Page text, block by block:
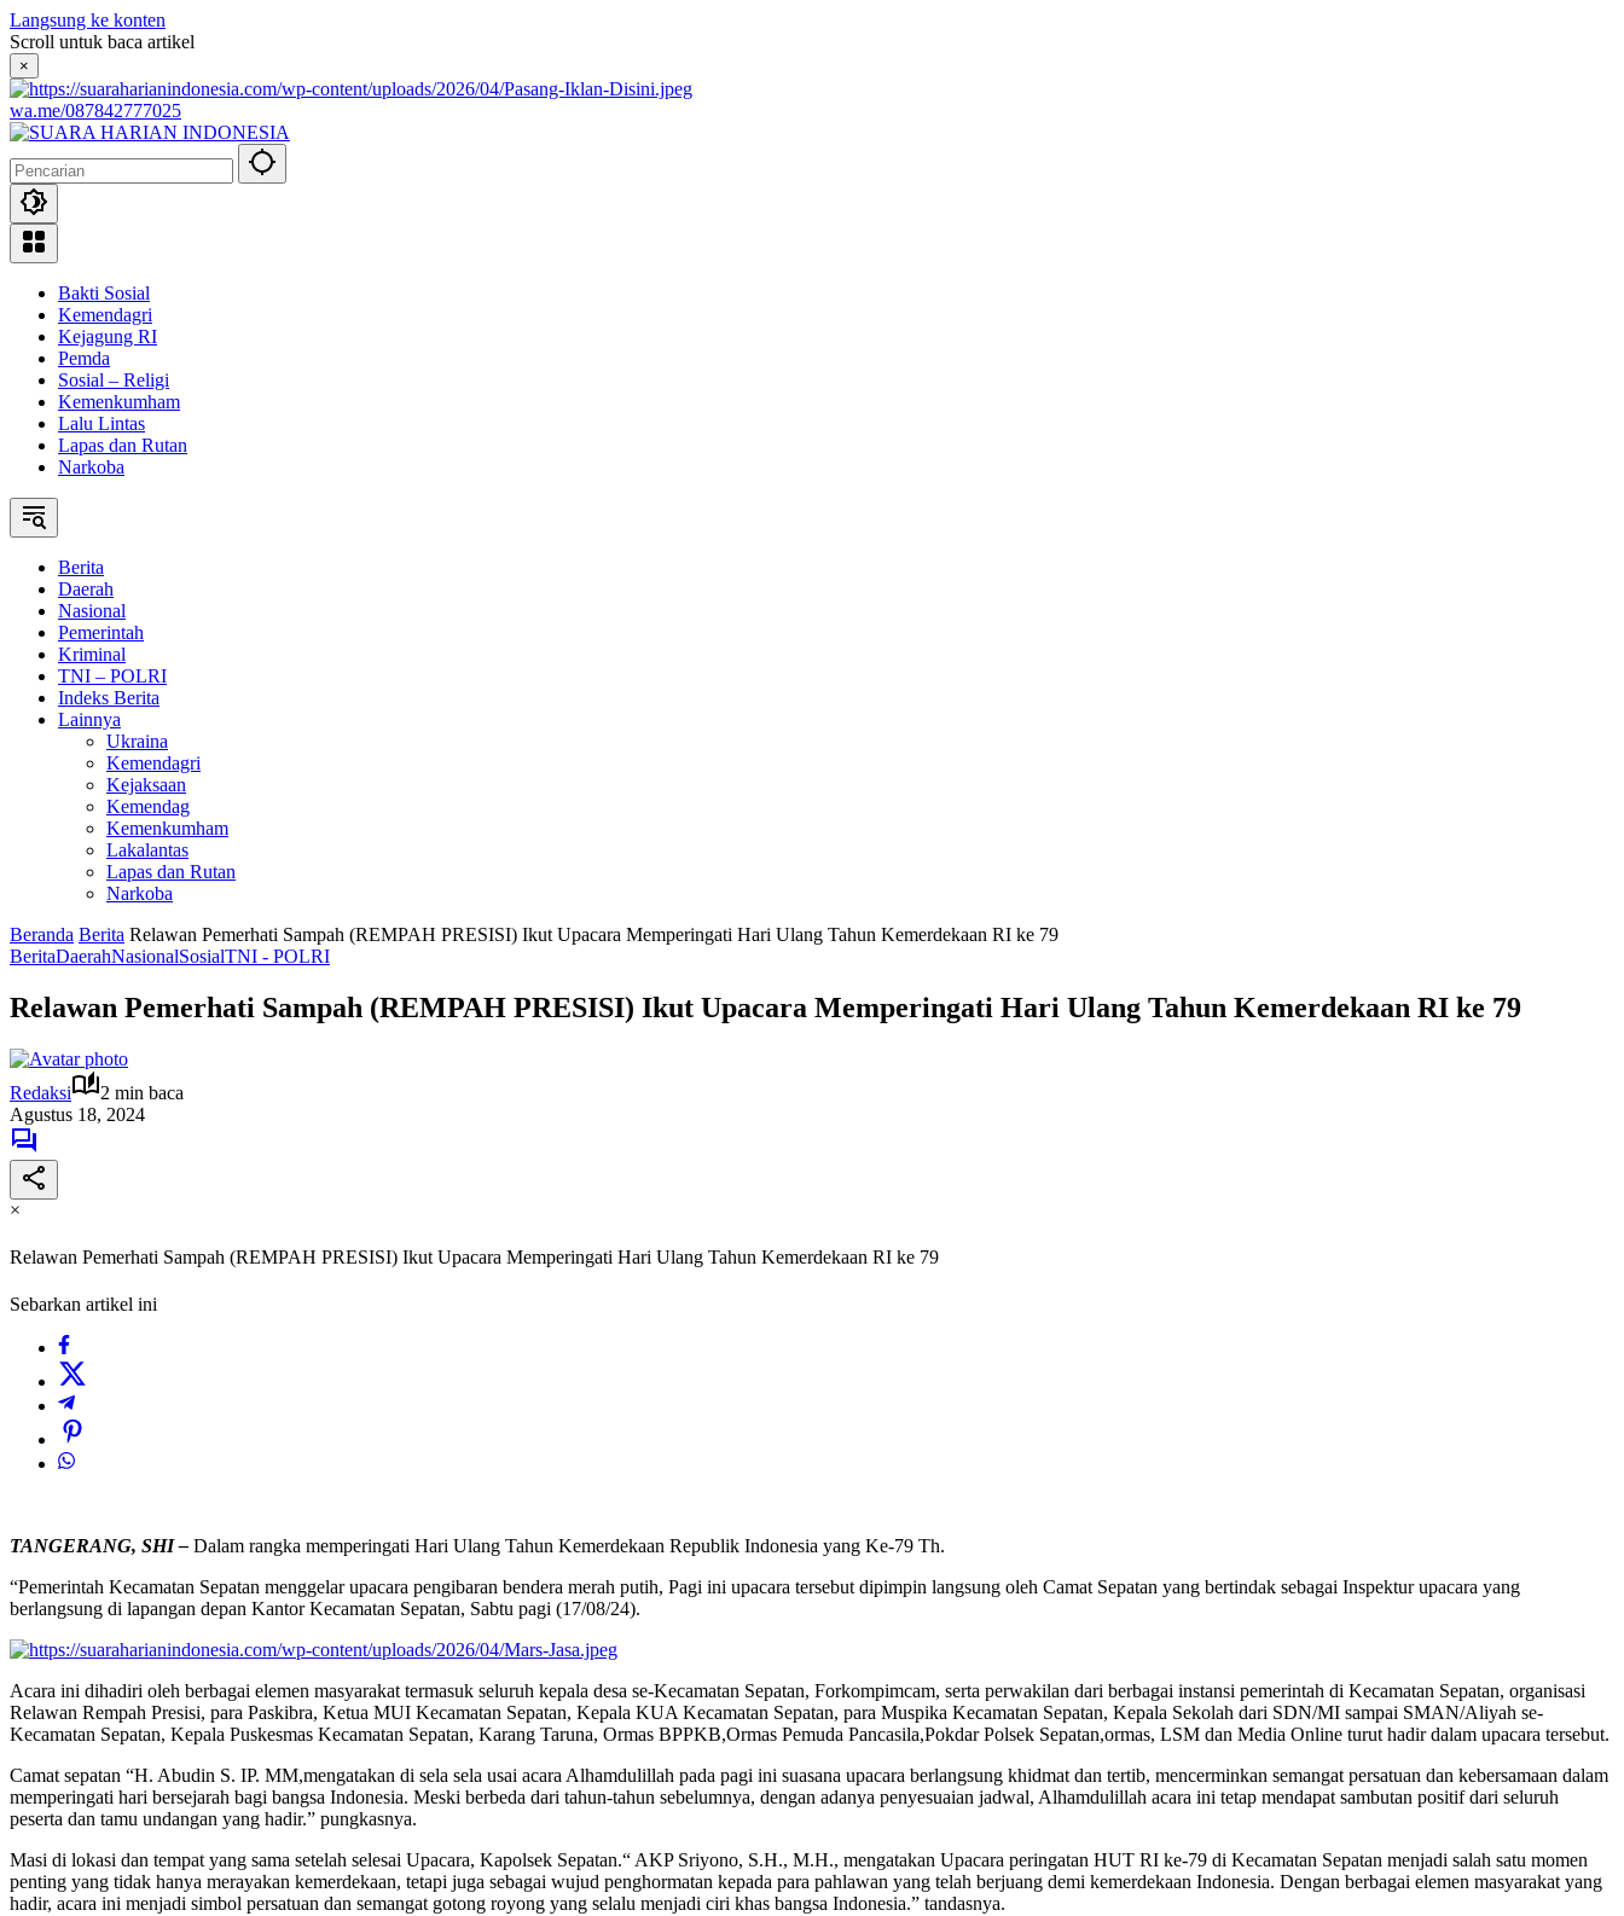
Langsung ke konten
Scroll untuk baca artikel
×
wa.me/087842777025
Bakti Sosial
Kemendagri
Kejagung RI
Pemda
Sosial – Religi
Kemenkumham
Lalu Lintas
Lapas dan Rutan
Narkoba
Berita
Daerah
Nasional
Pemerintah
Kriminal
TNI – POLRI
Indeks Berita
Lainnya
Ukraina
Kemendagri
Kejaksaan
Kemendag
Kemenkumham
Lakalantas
Lapas dan Rutan
Narkoba
Beranda Berita Relawan Pemerhati Sampah (REMPAH PRESISI) Ikut Upacara Memperingati Hari Ulang Tahun Kemerdekaan RI ke 79
BeritaDaerahNasionalSosialTNI - POLRI
Relawan Pemerhati Sampah (REMPAH PRESISI) Ikut Upacara Memperingati Hari Ulang Tahun Kemerdekaan RI ke 79
Redaksi
2 min baca
Agustus 18, 2024
×
Relawan Pemerhati Sampah (REMPAH PRESISI) Ikut Upacara Memperingati Hari Ulang Tahun Kemerdekaan RI ke 79
Sebarkan artikel ini
TANGERANG, SHI – Dalam rangka memperingati Hari Ulang Tahun Kemerdekaan Republik Indonesia yang Ke-79 Th.
“Pemerintah Kecamatan Sepatan menggelar upacara pengibaran bendera merah putih, Pagi ini upacara tersebut dipimpin langsung oleh Camat Sepatan yang bertindak sebagai Inspektur upacara yang
berlangsung di lapangan depan Kantor Kecamatan Sepatan, Sabtu pagi (17/08/24).
Acara ini dihadiri oleh berbagai elemen masyarakat termasuk seluruh kepala desa se-Kecamatan Sepatan, Forkompimcam, serta perwakilan dari berbagai instansi pemerintah di Kecamatan Sepatan, organisasi
Relawan Rempah Presisi, para Paskibra, Ketua MUI Kecamatan Sepatan, Kepala KUA Kecamatan Sepatan, para Muspika Kecamatan Sepatan, Kepala Sekolah dari SDN/MI sampai SMAN/Aliyah se-
Kecamatan Sepatan, Kepala Puskesmas Kecamatan Sepatan, Karang Taruna, Ormas BPPKB,Ormas Pemuda Pancasila,Pokdar Polsek Sepatan,ormas, LSM dan Media Online turut hadir dalam upacara tersebut.
Camat sepatan “H. Abudin S. IP. MM,mengatakan di sela sela usai acara Alhamdulillah pada pagi ini suasana upacara berlangsung khidmat dan tertib, mencerminkan semangat persatuan dan kebersamaan dalam
memperingati hari bersejarah bagi bangsa Indonesia. Meski berbeda dari tahun-tahun sebelumnya, dengan adanya penyesuaian jadwal, Alhamdulillah acara ini tetap mendapat sambutan positif dari seluruh
peserta dan tamu undangan yang hadir.” pungkasnya.
Masi di lokasi dan tempat yang sama setelah selesai Upacara, Kapolsek Sepatan.“ AKP Sriyono, S.H., M.H., mengatakan Upacara peringatan HUT RI ke-79 di Kecamatan Sepatan menjadi salah satu momen
penting yang tidak hanya merayakan kemerdekaan, tetapi juga sebagai wujud penghormatan kepada para pahlawan yang telah berjuang demi kemerdekaan Indonesia. Dengan berbagai elemen masyarakat yang
hadir, acara ini menjadi simbol persatuan dan semangat gotong royong yang selalu menjadi ciri khas bangsa Indonesia.” tandasnya.